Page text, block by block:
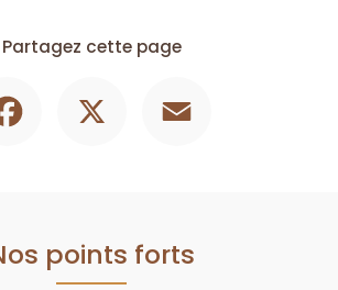
Partagez cette page
points forts